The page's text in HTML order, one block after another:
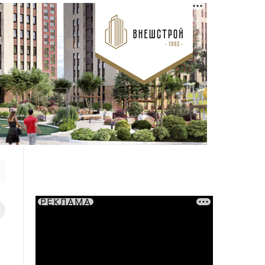
РЕКЛАМА